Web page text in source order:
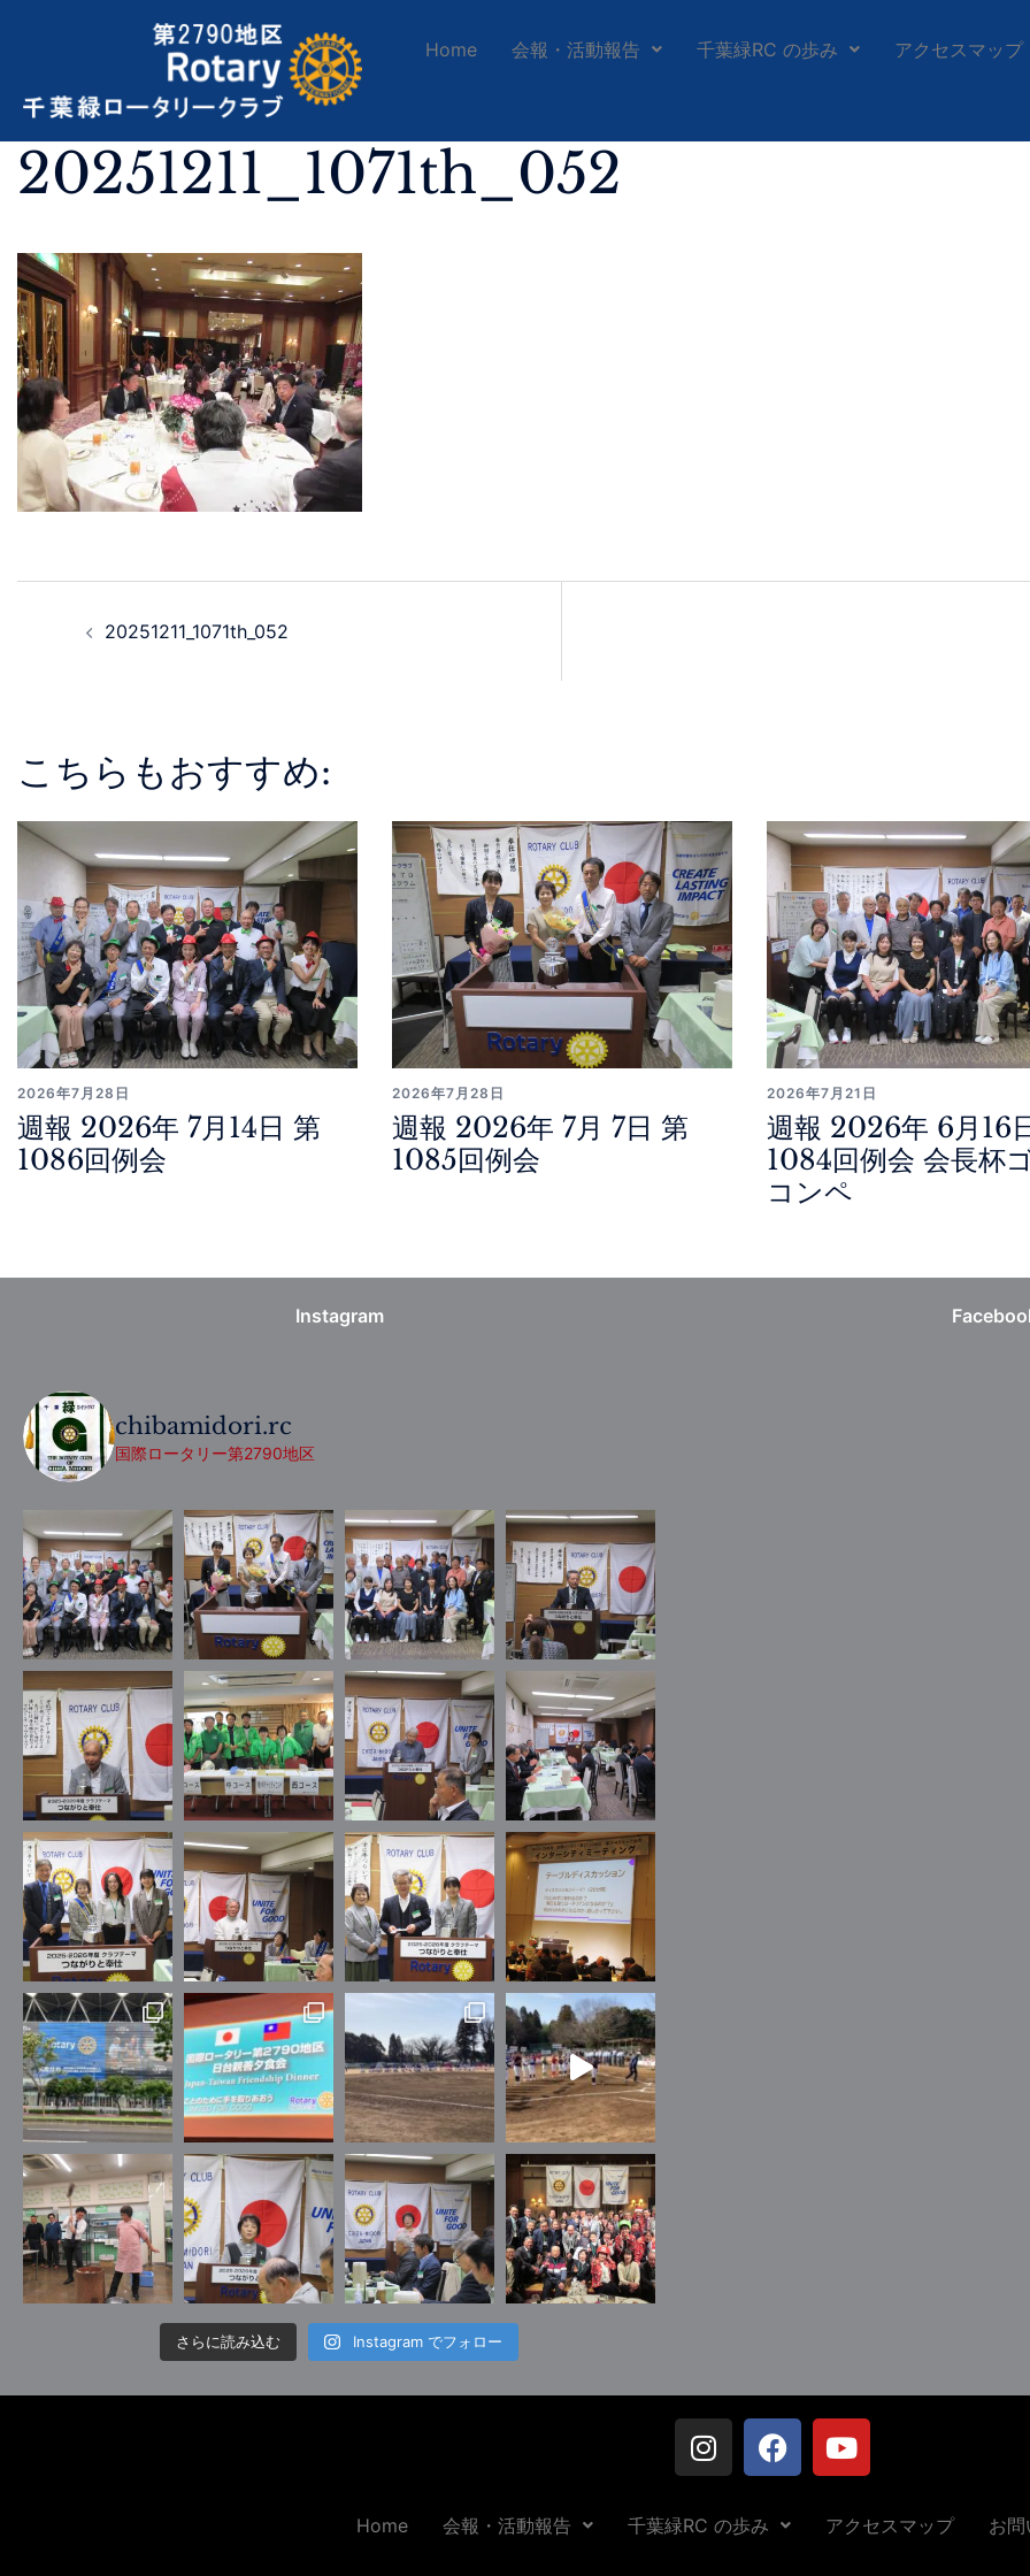
Home 会報・活動報告 千葉緑RC の歩み アクセスマップ
20251211_1071th_052
20251211_1071th_052
こちらもおすすめ:
2026年7月28日
週報 2026年 7月14日 第
1086回例会
2026年7月28日
週報 2026年 7月 7日 第
1085回例会
2026年7月21日
週報 2026年 6月16
1084回例会 会長杯
コンペ
Instagram
chibamidori.rc
国際ロータリー第2790地区
さらに読み込む Instagram でフォロー
Home 会報・活動報告 千葉緑RC の歩み アクセスマップ お